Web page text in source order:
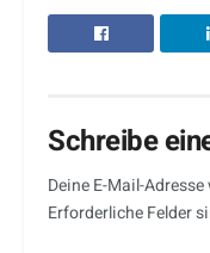
Schreibe
Deine E-Mail-
Erforderliche Felder